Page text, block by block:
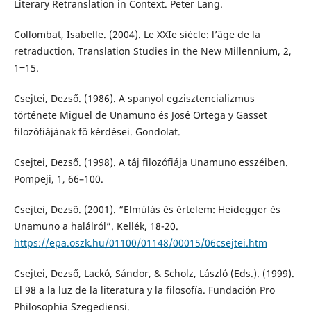
Literary Retranslation in Context. Peter Lang.
Collombat, Isabelle. (2004). Le XXIe siècle: l’âge de la
retraduction. Translation Studies in the New Millennium, 2,
1‒15.
Csejtei, Dezső. (1986). A spanyol egzisztencializmus
története Miguel de Unamuno és José Ortega y Gasset
filozófiájának fő kérdései. Gondolat.
Csejtei, Dezső. (1998). A táj filozófiája Unamuno esszéiben.
Pompeji, 1, 66–100.
Csejtei, Dezső. (2001). “Elmúlás és értelem: Heidegger és
Unamuno a halálról”. Kellék, 18-20.
https://epa.oszk.hu/01100/01148/00015/06csejtei.htm
Csejtei, Dezső, Lackó, Sándor, & Scholz, László (Eds.). (1999).
El 98 a la luz de la literatura y la filosofía. Fundación Pro
Philosophia Szegediensi.